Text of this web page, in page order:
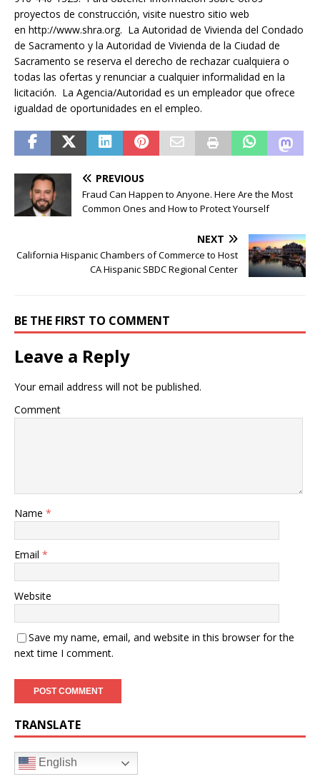
proyectos de construcción, visite nuestro sitio web
en http://www.shra.org. La Autoridad de Vivienda del Condado
de Sacramento y la Autoridad de Vivienda de la Ciudad de
Sacramento se reserva el derecho de rechazar cualquiera o
todas las ofertas y renunciar a cualquier informalidad en la
licitación. La Agencia/Autoridad es un empleador que ofrece
igualdad de oportunidades en el empleo.
PREVIOUS
Fraud Can Happen to Anyone. Here Are the Most
Common Ones and How to Protect Yourself
NEXT
California Hispanic Chambers of Commerce to Host
CA Hispanic SBDC Regional Center
BE THE FIRST TO COMMENT
Leave a Reply
Your email address will not be published.
Comment
Name *
Email *
Website
Save my name, email, and website in this browser for the
next time I comment.
TRANSLATE
English